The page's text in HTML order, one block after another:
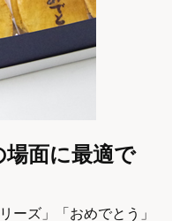
面に最適で
ーズ」「おめでとう」